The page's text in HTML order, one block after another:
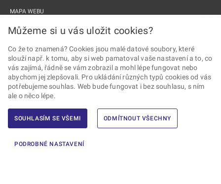
MAPA WEBU
PROHLÁŠENÍ O PŘÍSTUPNOSTI
PROJEKTY EU
Sledujte Drážní úřad
s.r.o.
Můžeme si u vás uložit cookies?
Co že to znamená? Cookies jsou malé datové soubory, které
slouží např. k tomu, aby si web pamatoval vaše nastavení a to, co
vás zajímá, řádně se vám zobrazil a mohl lépe fungovat nebo
abychom jej zlepšovali. Pro ukládání různých typů cookies od vás
potřebujeme souhlas. Web bude fungovat i bez souhlasu, s ním
ale o něco lépe.
SOUHLASÍM SE VŠEMI ODMÍTNOUT VŠECHNY
PODROBNÉ NASTAVENÍ